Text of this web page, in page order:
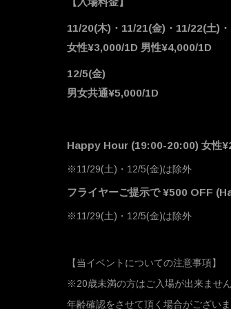
11/20(木)・11/21(金)・11/22(土)
女性¥3,000/1D 男性¥4,000/1D
12/5(金)
男女共通¥5,000/1D
Happy Hour (19:00-20:00) 女性
※11/29(土)・12/5(金)は除外
フライヤーご提示で ¥500 OFF
※11/29(土)・12/5(金)は除外
【当イベントについての注意事項】
※20歳未満の方はご入場が出来ません
年齢確認をさせて頂く場合がござい